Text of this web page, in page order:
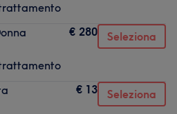
€ 280 Seleziona
€ 13 Seleziona